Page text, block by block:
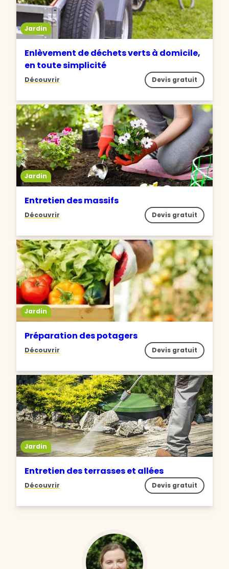
Jardin
Enlèvement de déchets verts à domicile,
en toute simplicité
Découvrir Devis gratuit
Jardin
Entretien des massifs
Découvrir Devis gratuit
Jardin
Préparation des potagers
Découvrir Devis gratuit
Jardin
Entretien des terrasses et allées
Découvrir Devis gratuit